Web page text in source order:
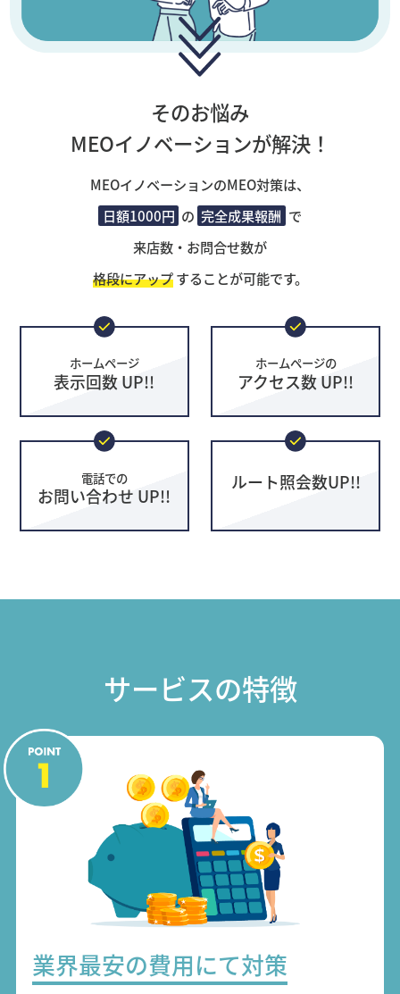
そのお悩み
MEOイノベーションが解決！
MEOイノベーションのMEO対策は、
日額1000円 の 完全成果報酬 で
来店数・お問合せ数が
格段にアップすることが可能です。
ホームページ
表示回数 UP!!
ホームページの
アクセス数 UP!!
電話での
お問い合わせ UP!!
ルート照会数UP!!
サービスの特徴
業界最安の費用にて対策